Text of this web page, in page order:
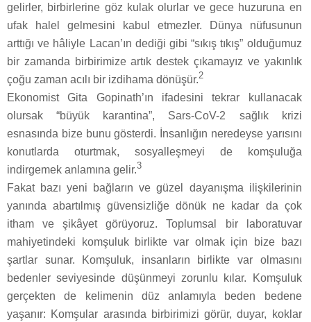
gelirler, birbirlerine göz kulak olurlar ve gece huzuruna en
ufak halel gelmesini kabul etmezler. Dünya nüfusunun
arttığı ve hâliyle Lacan’ın dediği gibi “sıkış tıkış” olduğumuz
bir zamanda birbirimize artık destek çıkamayız ve yakınlık
çoğu zaman acılı bir izdihama dönüşür.2
Ekonomist Gita Gopinath’ın ifadesini tekrar kullanacak
olursak “büyük karantina”, Sars-CoV-2 sağlık krizi
esnasında bize bunu gösterdi. İnsanlığın neredeyse yarısını
konutlarda oturtmak, sosyalleşmeyi de komşuluğa
indirgemek anlamına gelir.3
Fakat bazı yeni bağların ve güzel dayanışma ilişkilerinin
yanında abartılmış güvensizliğe dönük ne kadar da çok
itham ve şikâyet görüyoruz. Toplumsal bir laboratuvar
mahiyetindeki komşuluk birlikte var olmak için bize bazı
şartlar sunar. Komşuluk, insanların birlikte var olmasını
bedenler seviyesinde düşünmeyi zorunlu kılar. Komşuluk
gerçekten de kelimenin düz anlamıyla beden bedene
yaşanır: Komşular arasında birbirimizi görür, duyar, koklar